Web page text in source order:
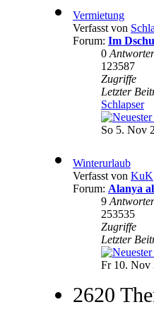
Vermietung
Verfasst von
Forum: Im
0
123587
Zugriffe
Letzter
Schlapser
So 5. Nov
Winterurlaub
Verfasst von KuK
Forum: Alanya
9
253535
Zugriffe
Letzter
Fr 10. Nov
2620